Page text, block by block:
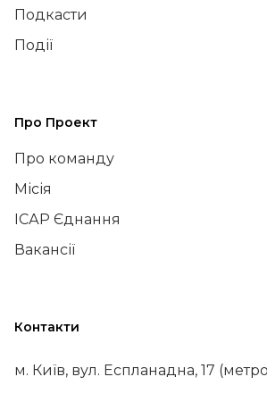
Подкасти
Події
Про Проект
Про команду
Місія
ІСАР Єднання
Вакансії
Контакти
м. Київ, вул. Еспланадна, 17